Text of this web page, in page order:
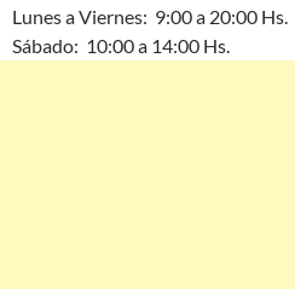
Lunes a Viernes: 9:00 a 20:00 Hs.
Sábado: 10:00 a 14:00 Hs.